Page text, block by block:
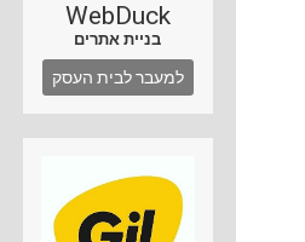
WebDuck
בניית אתרים
למעבר לבית העסק